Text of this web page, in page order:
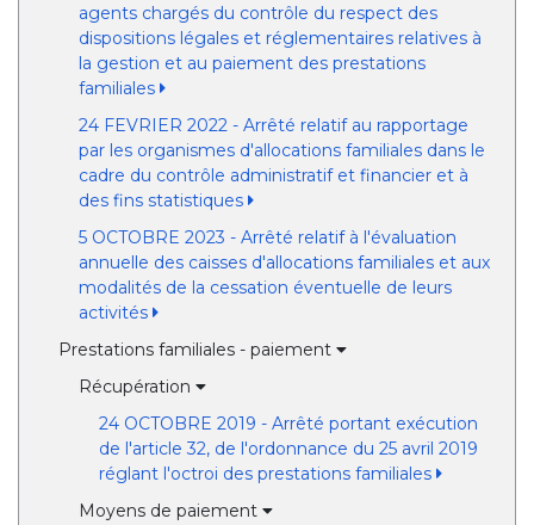
agents chargés du contrôle du respect des
dispositions légales et réglementaires relatives à
la gestion et au paiement des prestations
familiales
24 FEVRIER 2022 - Arrêté relatif au rapportage
par les organismes d'allocations familiales dans le
cadre du contrôle administratif et financier et à
des fins statistiques
5 OCTOBRE 2023 - Arrêté relatif à l'évaluation
annuelle des caisses d'allocations familiales et aux
modalités de la cessation éventuelle de leurs
activités
Prestations familiales - paiement
Récupération
24 OCTOBRE 2019 - Arrêté portant exécution
de l'article 32, de l'ordonnance du 25 avril 2019
réglant l'octroi des prestations familiales
Moyens de paiement